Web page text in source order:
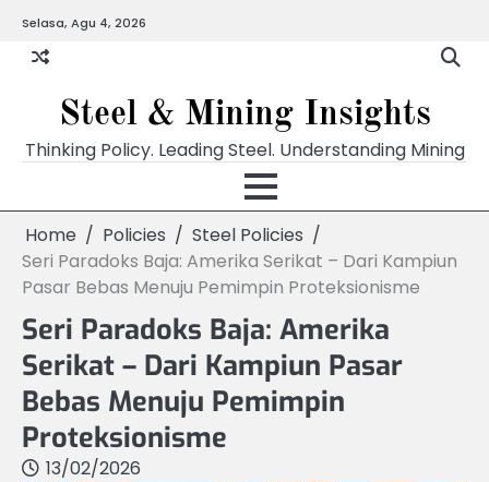
content
Selasa, Agu 4, 2026
Steel & Mining Insights
Thinking Policy. Leading Steel. Understanding Mining
Home Policies
Steel Policies
Seri Paradoks Baja: Amerika Serikat – Dari Kampiun
Pasar Bebas Menuju Pemimpin Proteksionisme
Seri Paradoks Baja: Amerika
Serikat – Dari Kampiun Pasar
Bebas Menuju Pemimpin
Proteksionisme
13/02/2026